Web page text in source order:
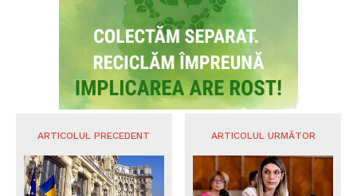
ARTICOLUL PRECEDENT ARTICOLUL URMĂTOR